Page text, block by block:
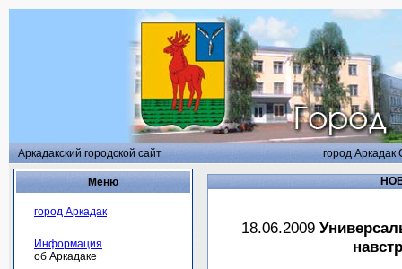
Аркадакский городской сайт город Аркадак
Меню
город Аркадак
Информация
об Аркадаке
18.06.2009